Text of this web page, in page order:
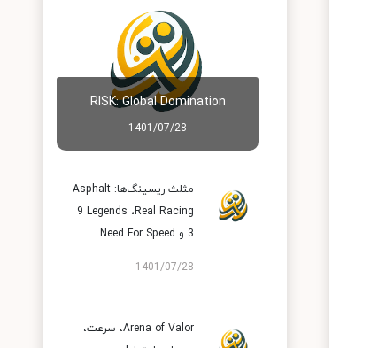
RISK: Global Domination
1401/07/28
مثلث ریسینگ‌ها: Asphalt
9 Legends ،Real Racing
3 و Need For Speed
1401/07/28
Arena of Valor، سرعت،